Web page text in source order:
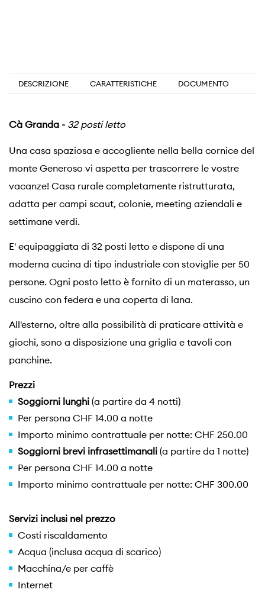
DESCRIZIONE CARATTERISTICHE DOCUMENTO
Cà Granda - 32 posti letto
Una casa spaziosa e accogliente nella bella cornice del
monte Generoso vi aspetta per trascorrere le vostre
vacanze! Casa rurale completamente ristrutturata,
adatta per campi scaut, colonie, meeting aziendali e
settimane verdi.
E' equipaggiata di 32 posti letto e dispone di una
moderna cucina di tipo industriale con stoviglie per 50
persone. Ogni posto letto è fornito di un materasso, un
cuscino con federa e una coperta di lana.
All'esterno, oltre alla possibilità di praticare attività e
giochi, sono a disposizione una griglia e tavoli con
panchine.
Prezzi
Soggiorni lunghi (a partire da 4 notti)
Per persona CHF 14.00 a notte
Importo minimo contrattuale per notte: CHF 250.00
Soggiorni brevi infrasettimanali (a partire da 1 notte)
Per persona CHF 14.00 a notte
Importo minimo contrattuale per notte: CHF 300.00
Servizi inclusi nel prezzo
Costi riscaldamento
Acqua (inclusa acqua di scarico)
Macchina/e per caffè
Internet